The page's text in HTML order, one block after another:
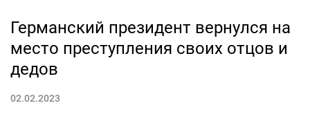
Германский президент вернулся на
место преступления своих отцов и
дедов
02.02.2023